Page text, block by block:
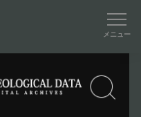
メニュー
考古資料検索